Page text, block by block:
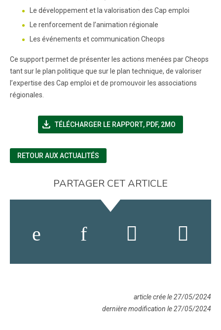
Le développement et la valorisation des Cap emploi
Le renforcement de l’animation régionale
Les événements et communication Cheops
Ce support permet de présenter les actions menées par Cheops
tant sur le plan politique que sur le plan technique, de valoriser
l’expertise des Cap emploi et de promouvoir les associations
régionales.
file_download TÉLÉCHARGER LE RAPPORT(NOUVELLE FENÊTRE)
, PDF, 2MO
RETOUR AUX ACTUALITÉS
PARTAGER CET ARTICLE
article crée le 27/05/2024
dernière modification le 27/05/2024